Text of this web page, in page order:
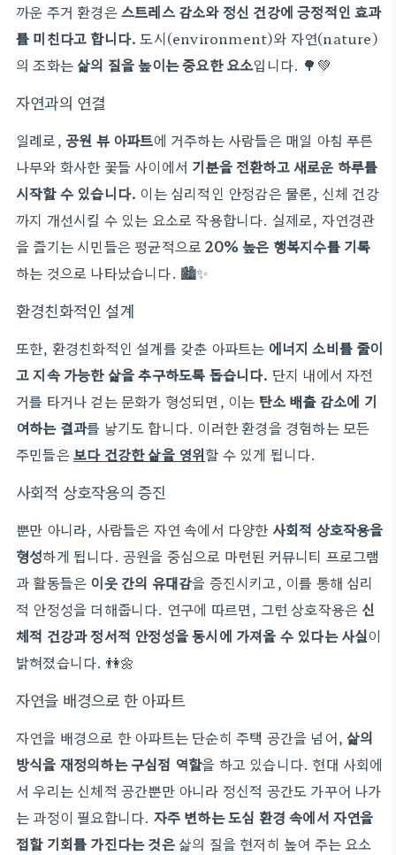
까운 주거 환경은스트레스 감소와 정신 건강에 긍정적인 효과
를 미친다고 합니다. 도시(environment)와 자연(nature)
의 조화는 삶의 질을 높이는 중요한 요소입니다. 🌳💚
자연과의 연결
일례로, 공원 뷰 아파트에 거주하는 사람들은 매일 아침 푸른
나무와 화사한 꽃들 사이에서 기분을 전환하고 새로운 하루를
시작할 수 있습니다. 이는 심리적인 안정감은 물론, 신체 건강
까지 개선시킬 수 있는 요소로 작용합니다. 실제로, 자연경관
을 즐기는 시민들은 평균적으로20% 높은 행복지수를 기록
하는 것으로 나타났습니다. 🏙️✨
환경친화적인 설계
또한, 환경친화적인 설계를 갖춘 아파트는 에너지 소비를 줄이
고 지속 가능한 삶을 추구하도록 돕습니다. 단지 내에서 자전
거를 타거나 걷는 문화가 형성되면, 이는 탄소 배출 감소에 기
여하는 결과를 낳기도 합니다. 이러한 환경을 경험하는 모든
주민들은보다 건강한 삶을 영위할 수 있게 됩니다.
사회적 상호작용의 증진
뿐만 아니라, 사람들은 자연 속에서 다양한 사회적 상호작용을
형성하게 됩니다. 공원을 중심으로 마련된 커뮤니티 프로그램
과 활동들은 이웃 간의 유대감을 증진시키고, 이를 통해 심리
적 안정성을 더해줍니다. 연구에 따르면, 그런 상호작용은 신
체적 건강과 정서적 안정성을 동시에 가져올 수 있다는 사실이
밝혀졌습니다. 👫🌼
자연을 배경으로 한 아파트
자연을 배경으로 한 아파트는 단순히 주택 공간을 넘어, 삶의
방식을 재정의하는 구심점 역할을 하고 있습니다. 현대 사회에
서 우리는 신체적 공간뿐만 아니라 정신적 공간도 가꾸어 나가
는 과정이 필요합니다. 자주 변하는 도심 환경 속에서 자연을
접할 기회를 가진다는 것은삶의 질을 현저히 높여 주는 요소